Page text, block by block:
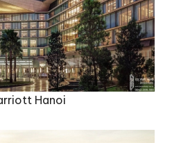
Hanoi